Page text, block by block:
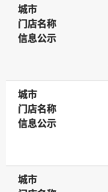
城市
城市
门店名称
门店名称
信息公示
信息公示
城市
城市
门店名称
门店名称
信息公示
信息公示
城市
城市